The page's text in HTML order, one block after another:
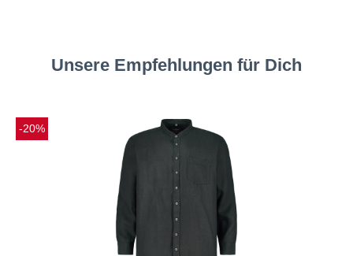
Unsere Empfehlungen für Dich
-20%